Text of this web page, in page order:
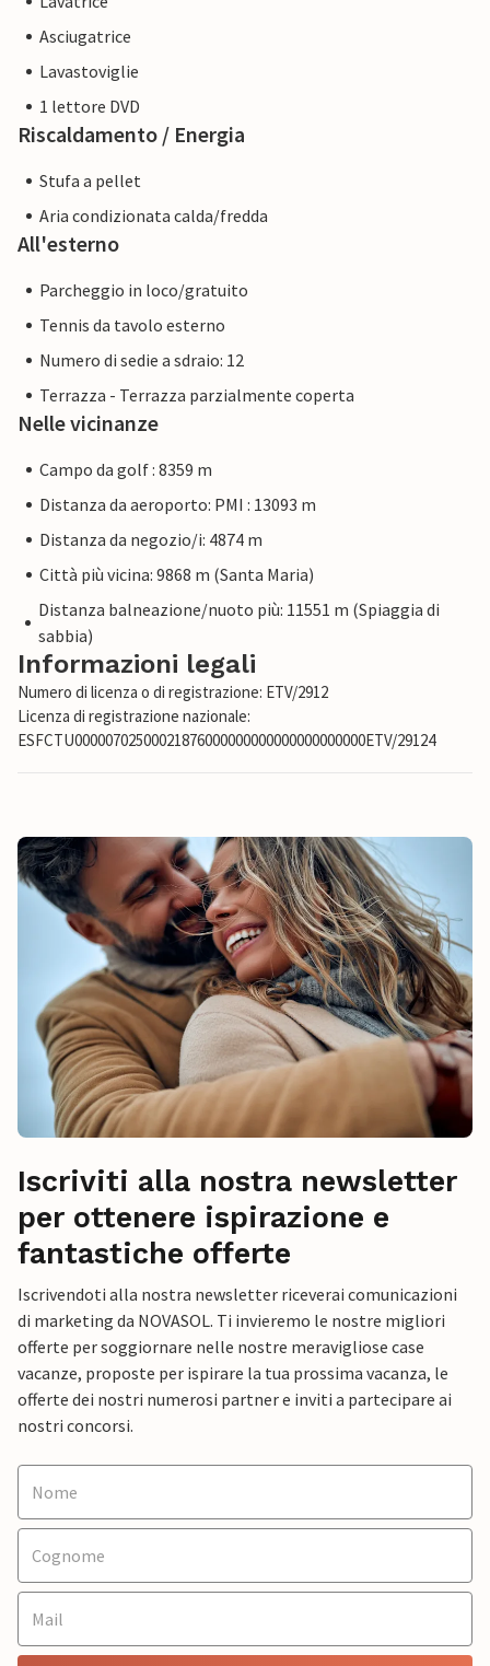
Asciugatrice
Lavastoviglie
1 lettore DVD
Riscaldamento / Energia
Stufa a pellet
Aria condizionata calda/fredda
All'esterno
Parcheggio in loco/gratuito
Tennis da tavolo esterno
Numero di sedie a sdraio: 12
Terrazza - Terrazza parzialmente coperta
Nelle vicinanze
Campo da golf : 8359 m
Distanza da aeroporto: PMI : 13093 m
Distanza da negozio/i: 4874 m
Città più vicina: 9868 m (Santa Maria)
Distanza balneazione/nuoto più: 11551 m (Spiaggia di
sabbia)
Informazioni legali
Numero di licenza o di registrazione: ETV/2912
Licenza di registrazione nazionale:
ESFCTU00000702500021876000000000000000000000ETV/29124
Iscriviti alla nostra newsletter
per ottenere ispirazione e
fantastiche offerte
Iscrivendoti alla nostra newsletter riceverai comunicazioni
di marketing da NOVASOL. Ti invieremo le nostre migliori
offerte per soggiornare nelle nostre meravigliose case
vacanze, proposte per ispirare la tua prossima vacanza, le
offerte dei nostri numerosi partner e inviti a partecipare ai
nostri concorsi.